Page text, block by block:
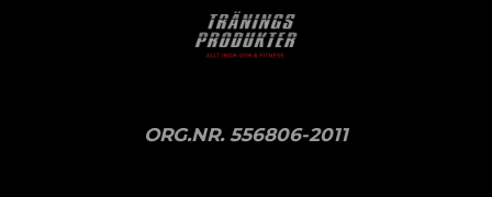
ORG.NR. 556806-2011